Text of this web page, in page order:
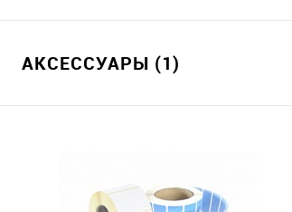
АКСЕССУАРЫ (1)